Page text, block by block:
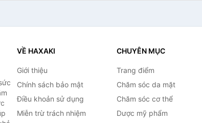
VỀ HAXAKI
Giới thiệu
Chính sách bảo mật
Điều khoản sử dụng
Miễn trừ trách nhiệm
CHUYÊN MỤC
Trang điểm
Chăm sóc da mặt
Chăm sóc cơ thể
Dược mỹ phẩm